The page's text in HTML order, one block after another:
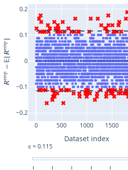
0 500 1000 1500
−0.2
−0.1
0
0.1
0.2
ε = 0.124
Dataset index